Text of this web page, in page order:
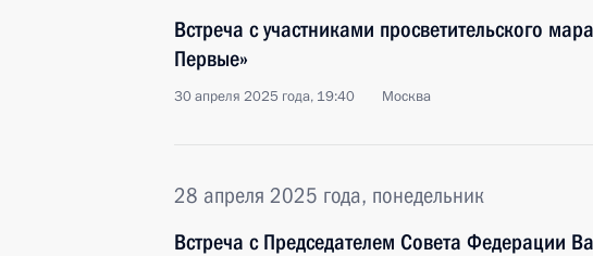
Встреча с участниками просветительского
Первые»
30 апреля 2025 года, 19:40 Москва
28 апреля 2025 года, понедельник
Встреча с Председателем Совета Федерации